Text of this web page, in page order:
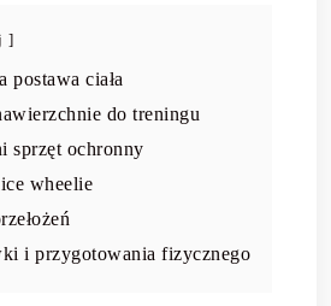
postawa ciała
do treningu
sprzęt ochronny
wheelie
i przygotowania fizycznego